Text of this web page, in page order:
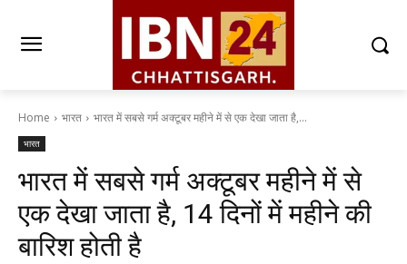
Home भारत भारत में सबसे गर्म अक्टूबर महीने में से एक देखा जाता है,...
भारत
भारत में सबसे गर्म अक्टूबर महीने में से
एक देखा जाता है, 14 दिनों में महीने की
बारिश होती है